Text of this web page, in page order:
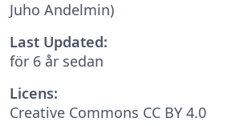
Juho Andelmin)
Last Updated:
för 6 år sedan
Licens:
Creative Commons CC BY 4.0